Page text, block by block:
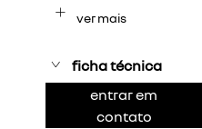
ver mais
ficha técnica
entrar em
contato